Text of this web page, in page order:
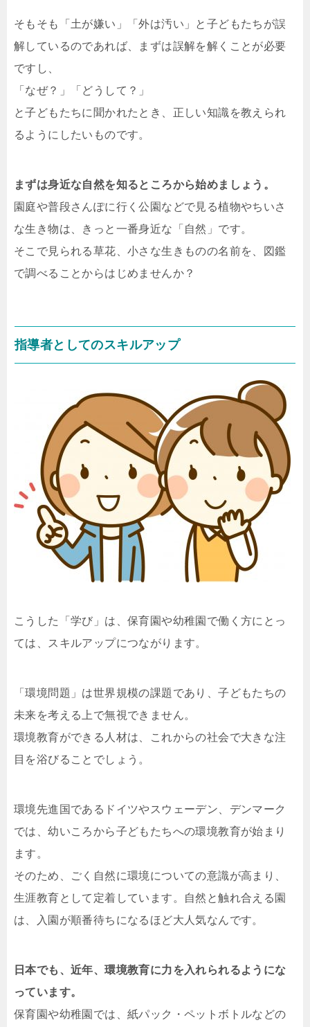
そもそも「土が嫌い」「外は汚い」と子どもたちが誤
解しているのであれば、まずは誤解を解くことが必要
ですし、
「なぜ？」「どうして？」
と子どもたちに聞かれたとき、正しい知識を教えられ
るようにしたいものです。
まずは身近な自然を知るところから始めましょう。
園庭や普段さんぽに行く公園などで見る植物やちいさ
な生き物は、きっと一番身近な「自然」です。
そこで見られる草花、小さな生きものの名前を、図鑑
で調べることからはじめませんか？
指導者としてのスキルアップ
こうした「学び」は、保育園や幼稚園で働く方にとっ
ては、スキルアップにつながります。
「環境問題」は世界規模の課題であり、子どもたちの
未来を考える上で無視できません。
環境教育ができる人材は、これからの社会で大きな注
目を浴びることでしょう。
環境先進国であるドイツやスウェーデン、デンマーク
では、幼いころから子どもたちへの環境教育が始まり
ます。
そのため、ごく自然に環境についての意識が高まり、
生涯教育として定着しています。自然と触れ合える園
は、入園が順番待ちになるほど大人気なんです。
日本でも、近年、環境教育に力を入れられるようにな
っています。
保育園や幼稚園では、紙パック・ペットボトルなどの